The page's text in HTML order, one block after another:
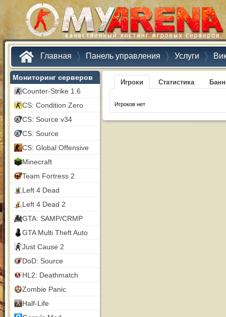
Главная Панель управления Услуги
Мониторинг серверов
Counter-Strike 1.6
CS: Condition Zero
CS: Source v34
CS: Source
CS: Global Offensive
Minecraft
Team Fortress 2
Left 4 Dead
Left 4 Dead 2
GTA: SAMP/CRMP
GTA Multi Theft Auto
Just Cause 2
DoD: Source
HL2: Deathmatch
Zombie Panic
Half-Life
Игроки Статистика
Игроков нет